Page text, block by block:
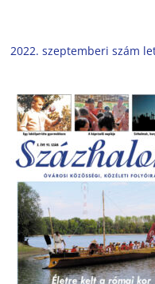
2022. szeptemberi szám